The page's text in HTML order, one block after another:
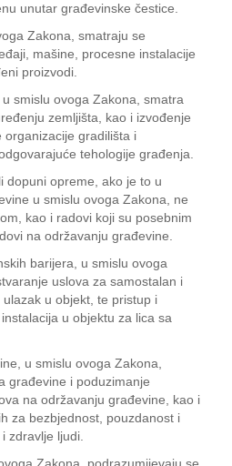
unutar građevinske čestice.
Zakona, smatraju se
mašine, procesne instalacije
proizvodi.
smislu ovoga Zakona, smatra
zemljišta, kao i izvođenje
gradilišta i
tehologije građenja.
dopuni opreme, ako je to u
u smislu ovoga Zakona, ne
kao i radovi koji su posebnim
na održavanju građevine.
barijera, u smislu ovoga
uslova za samostalan i
u objekt, te pristup i
u objektu za lica sa
u smislu ovoga Zakona,
građevine i poduzimanje
na održavanju građevine, kao i
za bezbjednost, pouzdanost i
zdravlje ljudi.